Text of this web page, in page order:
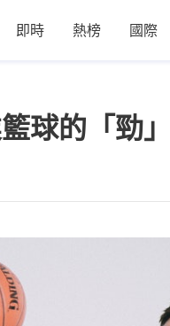
即時 熱榜 國際
球的「